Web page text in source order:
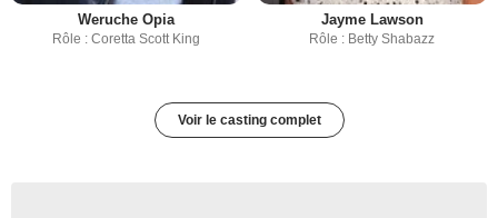
Weruche Opia
Rôle : Coretta Scott King
Jayme Lawson
Rôle : Betty Shabazz
Voir le casting complet